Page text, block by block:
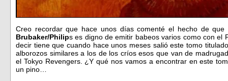
Creo recordar que hace unos días comenté el hecho de
Brubaker/Philips es digno de emitir babeos varios como con el
decir tiene que cuando hace unos meses salió este tomo
alborozos similares a los de los críos esos que van de
el Tokyo Revengers. ¿Y qué nos vamos a encontrar en este
un pino…